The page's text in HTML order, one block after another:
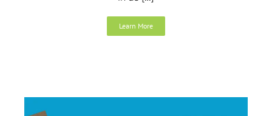
Learn More